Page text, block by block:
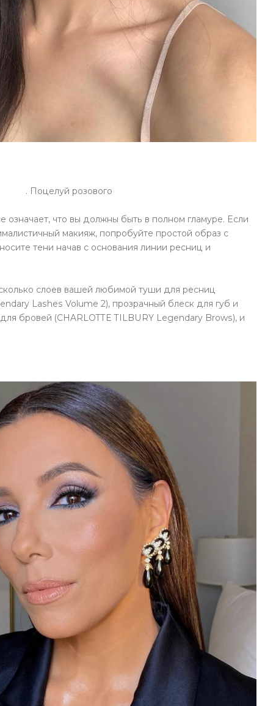
. Поцелуй розового
означает, что вы должны быть в полном гламуре. Если
макияж, попробуйте простой образ с
тени начав с основания линии ресниц и
слоев вашей любимой туши для ресниц
Lashes Volume 2), прозрачный блеск для губ и
бровей (CHARLOTTE TILBURY Legendary Brows), и